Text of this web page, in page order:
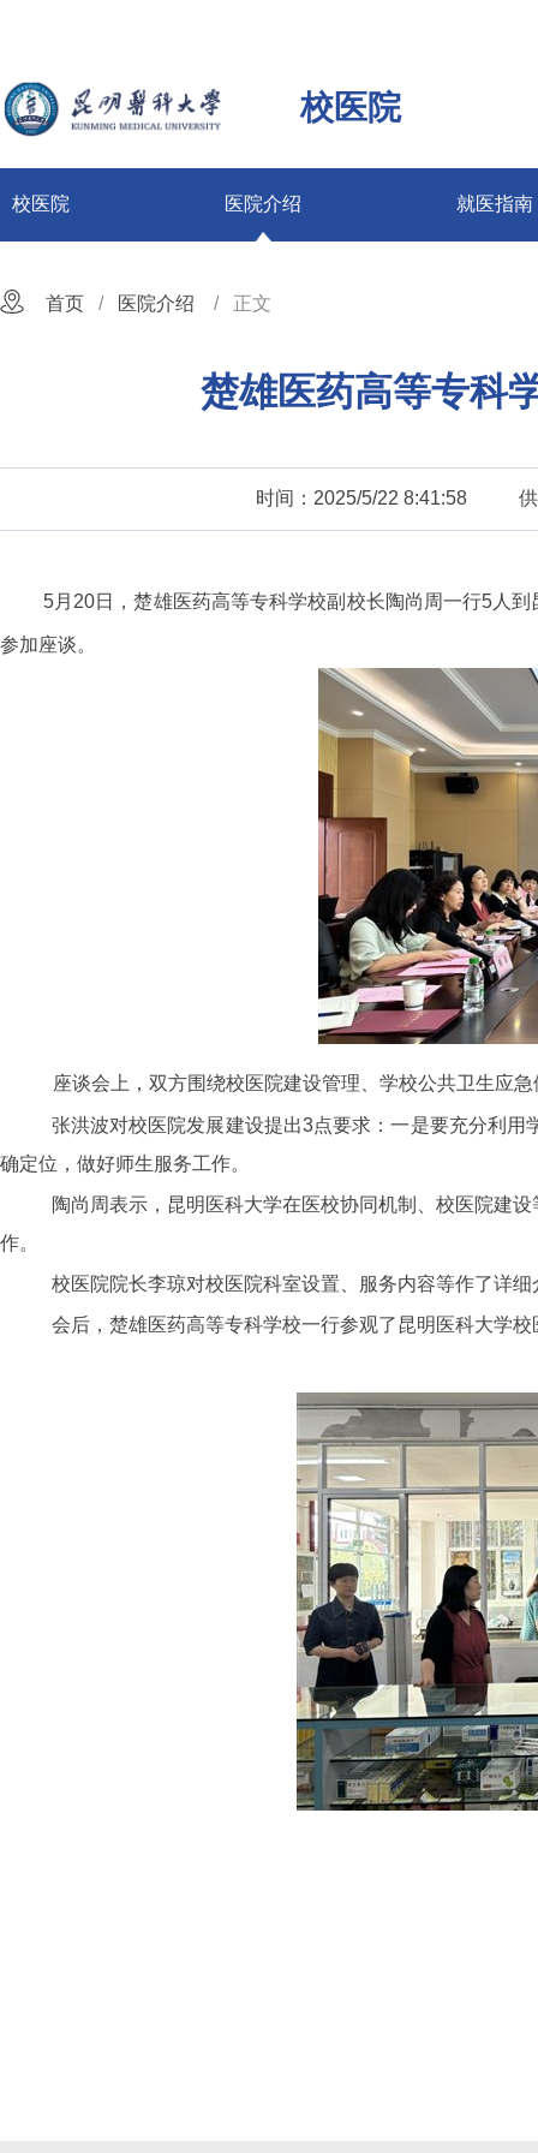
校医院
校医院 医院介绍 就医指南
首页 医院介绍 正文
楚雄医药高等专科
时间：2025/5/22 8:41:58
5月20日，楚雄医药高等专科学校副校长陶尚周一行5人到
参加座谈。
座谈会上，双方围绕校医院建设管理、学校公共卫生应
张洪波对校医院发展建设提出3点要求：一是要充分利用
确定位，做好师生服务工作。
陶尚周表示，昆明医科大学在医校协同机制、校医院建
作。
校医院院长李琼对校医院科室设置、服务内容等作了详细
会后，楚雄医药高等专科学校一行参观了昆明医科大学校